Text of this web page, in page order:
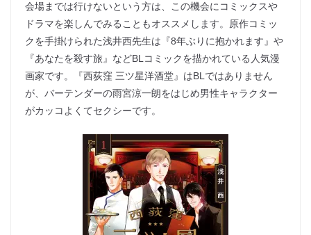
会場までは行けないという方は、この機会にコミックスや
ドラマを楽しんでみることもオススメします。原作コミッ
クを手掛けられた浅井西先生は『8年ぶりに抱かれます』や
『あなたを殺す旅』などBLコミックを描かれている人気漫
画家です。『西荻窪 三ツ星洋酒堂』はBLではありません
が、バーテンダーの雨宮涼一朗をはじめ男性キャラクター
がカッコよくてセクシーです。